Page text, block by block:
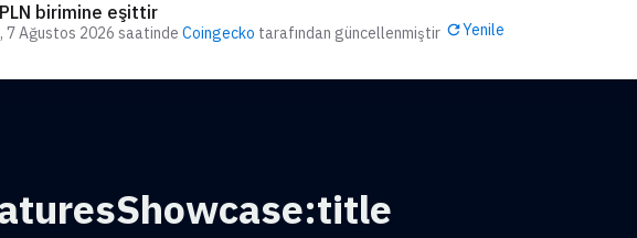
birimine eşittir
7 Ağustos 2026 saatinde Coingecko tarafından güncellenmiştir Yenile